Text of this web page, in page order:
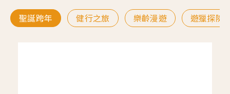
聖誕跨年 健行之旅 樂齡漫遊 遊獵探險